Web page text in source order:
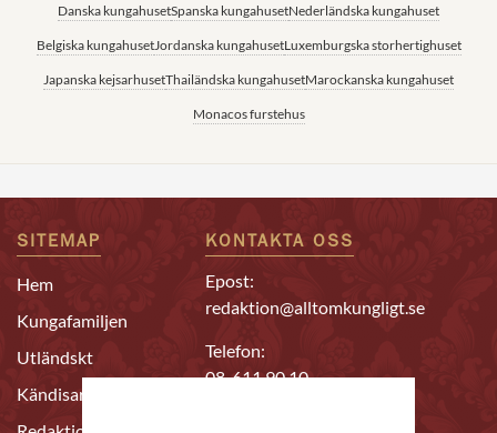
Danska kungahusetSpanska kungahusetNederländska kungahuset
Belgiska kungahusetJordanska kungahusetLuxemburgska storhertighuset
Japanska kejsarhusetThailändska kungahusetMarockanska kungahuset
Monacos furstehus
SITEMAP
Hem
Kungafamiljen
Utländskt
Kändisar
KONTAKTA OSS
Epost:
redaktion@alltomkungligt.se
Telefon:
08-611 90 10